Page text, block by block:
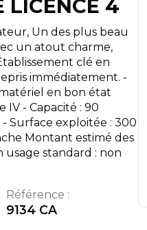
LICENCE 4
Un des plus beau
un atout charme,
clé en
immédiatement. -
en bon état
IV - Capacité : 90
Surface exploitée : 300
Montant estimé des
standard : non
Référence :
9134 CA